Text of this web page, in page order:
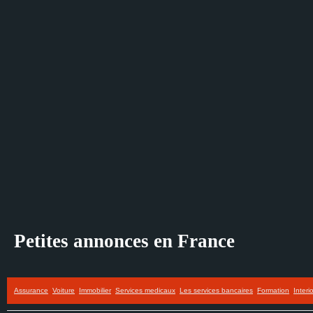
Petites annonces en France
Assurance Voiture Immobilier Services medicaux Les services bancaires Formation